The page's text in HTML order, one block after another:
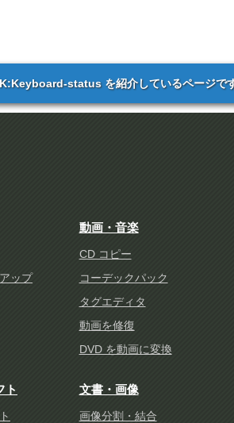
status を紹介しているページで
ップ
動画・音楽
CD コピー
コーデックパック
タグエディタ
動画を修復
DVD を動画に変換
ト 文書・画像
画像分割・結合